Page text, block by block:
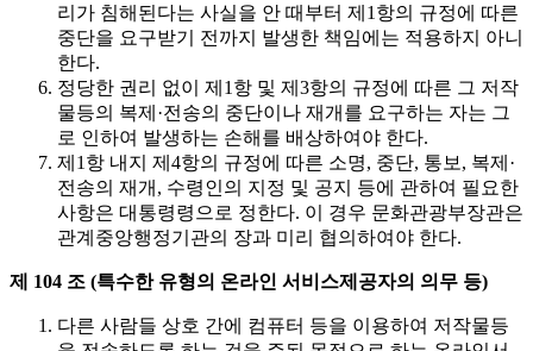
리가 침해된다는 사실을 안 때부터 제1항의 규정에 따른
중단을 요구받기 전까지 발생한 책임에는 적용하지 아니
한다.
정당한 권리 없이 제1항 및 제3항의 규정에 따른 그 저작
물등의 복제·전송의 중단이나 재개를 요구하는 자는 그
로 인하여 발생하는 손해를 배상하여야 한다.
제1항 내지 제4항의 규정에 따른 소명, 중단, 통보, 복제·
전송의 재개, 수령인의 지정 및 공지 등에 관하여 필요한
사항은 대통령령으로 정한다. 이 경우 문화관광부장관은
관계중앙행정기관의 장과 미리 협의하여야 한다.
제 104 조 (특수한 유형의 온라인 서비스제공자의 의무 등)
다른 사람들 상호 간에 컴퓨터 등을 이용하여 저작물등